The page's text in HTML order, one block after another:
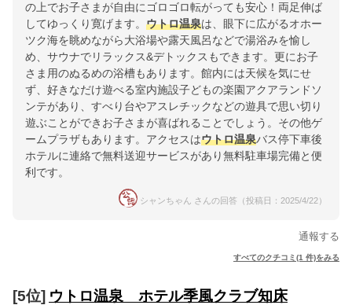
の上でお子さまが自由にゴロゴロ転がっても安心！両足伸ば
してゆっくり寛げます。 ウトロ温泉は、眼下に広がるオホー
ツク海を眺めながら大浴場や露天風呂などで湯浴みを愉し
め、サウナでリラックス&デトックスもできます。更にお子
さま用のぬるめの浴槽もあります。館内には天候を気にせ
ず、好きなだけ遊べる室内施設子どもの楽園アクアランドソ
ンテがあり、すべり台やアスレチックなどの遊具で思い切り
遊ぶことができお子さまが喜ばれることでしょう。その他ゲ
ームプラザもあります。アクセスはウトロ温泉バス停下車後
ホテルに連絡で無料送迎サービスがあり無料駐車場完備と便
利です。
シャンちゃん さんの回答（投稿日：2025/4/22）
通報する
すべてのクチコミ(1 件)をみる
[5位] ウトロ温泉 ホテル季風クラブ知床